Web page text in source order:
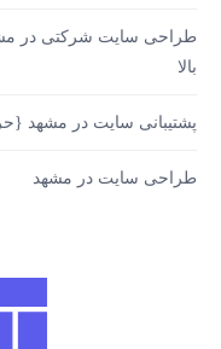
بالا
پشتیبانی سایت در مشهد
طراحی سایت در مشهد